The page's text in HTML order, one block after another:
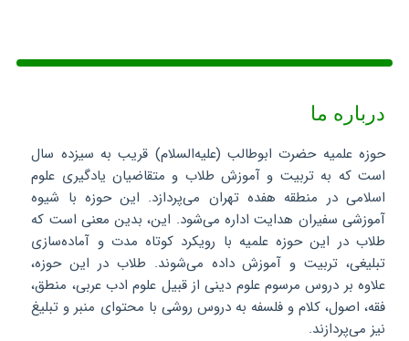
درباره ما
حوزه علمیه حضرت ابوطالب (علیه‌السلام) قریب به سیزده سال
است که به تربیت و آموزش طلاب و متقاضیان یادگیری علوم
اسلامی در منطقه هفده تهران می‌پردازد. این حوزه با شیوه
آموزشی سفیران هدایت اداره می‌شود. این، بدین معنی است که
طلاب در این حوزه علمیه با رویکرد کوتاه مدت و آماده‌سازی
تبلیغی، تربیت و آموزش داده می‌شوند. طلاب در این حوزه،
علاوه بر دروس مرسوم علوم دینی از قبیل علوم ادب عربی، منطق،
فقه، اصول، کلام و فلسفه به دروس روشی با محتوای منبر و تبلیغ
نیز می‌پردازند.